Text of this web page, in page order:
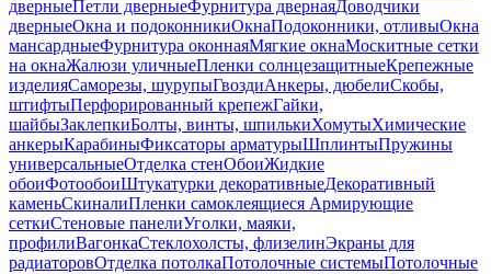
дверныеПетли дверныеФурнитура двернаяДоводчики
дверныеОкна и подоконникиОкнаПодоконники, отливыОкна
мансардныеФурнитура оконнаяМягкие окнаМоскитные сетки
на окнаЖалюзи уличныеПленки солнцезащитныеКрепежные
изделияСаморезы, шурупыГвоздиАнкеры, дюбелиСкобы,
штифтыПерфорированный крепежГайки,
шайбыЗаклепкиБолты, винты, шпилькиХомутыХимические
анкерыКарабиныФиксаторы арматурыШплинтыПружины
универсальныеОтделка стенОбоиЖидкие
обоиФотообоиШтукатурки декоративныеДекоративный
каменьСкиналиПленки самоклеящиеся Армирующие
сеткиСтеновые панелиУголки, маяки,
профилиВагонкаСтеклохолсты, флизелинЭкраны для
радиаторовОтделка потолкаПотолочные системыПотолочные